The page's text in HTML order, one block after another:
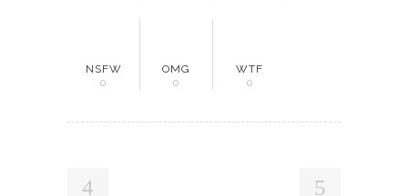
NSFW
0
OMG
0
WTF
0